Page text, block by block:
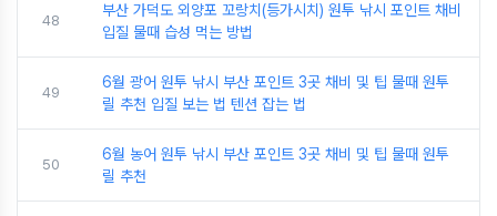
48
부산 가덕도 외양포 꼬랑치(등가시치) 원투 낚시 포인트 채비
입질 물때 습성 먹는 방법
49
6월 광어 원투 낚시 부산 포인트 3곳 채비 및 팁 물때 원투
릴 추천 입질 보는 법 텐션 잡는 법
50
6월 농어 원투 낚시 부산 포인트 3곳 채비 및 팁 물때 원투
릴 추천